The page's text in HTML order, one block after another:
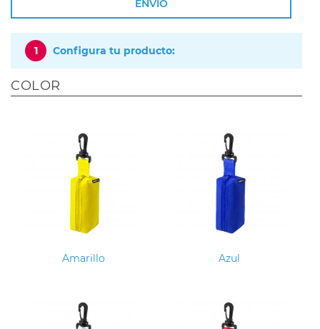
ENVÍO
1 Configura tu producto:
COLOR
Amarillo Azul